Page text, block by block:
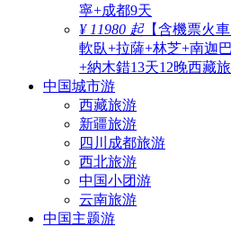
寧+成都9天
¥ 11980 起【含機票火
軟臥+拉薩+林芝+南迦
+納木錯13天12晚西藏
中国城市游
西藏旅游
新疆旅游
四川成都旅游
西北旅游
中国小团游
云南旅游
中国主题游